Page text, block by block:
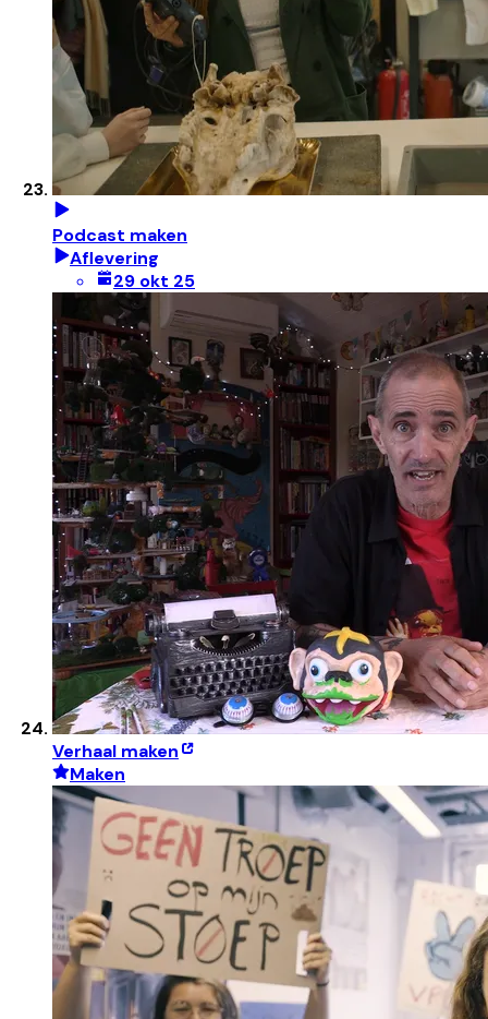
Podcast maken
Aflevering
29 okt 25
Verhaal maken
Maken